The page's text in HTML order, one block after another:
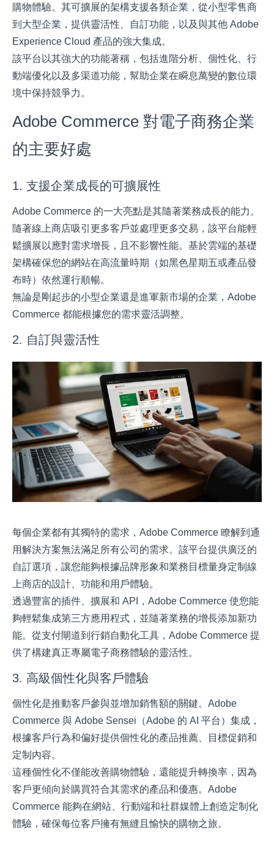
購物體驗。其可擴展的架構支援各類企業，從小型零售商
到大型企業，提供靈活性、自訂功能，以及與其他 Adobe
Experience Cloud 產品的強大集成。
該平台以其強大的功能著稱，包括進階分析、個性化、行
動端優化以及多渠道功能，幫助企業在瞬息萬變的數位環
境中保持競爭力。
Adobe Commerce 對電子商務企業
的主要好處
1. 支援企業成長的可擴展性
Adobe Commerce 的一大亮點是其隨著業務成長的能力。
隨著線上商店吸引更多客戶並處理更多交易，該平台能輕
鬆擴展以應對需求增長，且不影響性能。基於雲端的基礎
架構確保您的網站在高流量時期（如黑色星期五或產品發
布時）依然運行順暢。
無論是剛起步的小型企業還是進軍新市場的企業，Adobe
Commerce 都能根據您的需求靈活調整。
2. 自訂與靈活性
每個企業都有其獨特的需求，Adobe Commerce 瞭解到通
用解決方案無法滿足所有公司的需求。該平台提供廣泛的
自訂選項，讓您能夠根據品牌形象和業務目標量身定制線
上商店的設計、功能和用戶體驗。
透過豐富的插件、擴展和 API，Adobe Commerce 使您能
夠輕鬆集成第三方應用程式，並隨著業務的增長添加新功
能。從支付閘道到行銷自動化工具，Adobe Commerce 提
供了構建真正專屬電子商務體驗的靈活性。
3. 高級個性化與客戶體驗
個性化是推動客戶參與並增加銷售額的關鍵。Adobe
Commerce 與 Adobe Sensei（Adobe 的 AI 平台）集成，
根據客戶行為和偏好提供個性化的產品推薦、目標促銷和
定制內容。
這種個性化不僅能改善購物體驗，還能提升轉換率，因為
客戶更傾向於購買符合其需求的產品和優惠。Adobe
Commerce 能夠在網站、行動端和社群媒體上創造定制化
體驗，確保每位客戶擁有無縫且愉快的購物之旅。